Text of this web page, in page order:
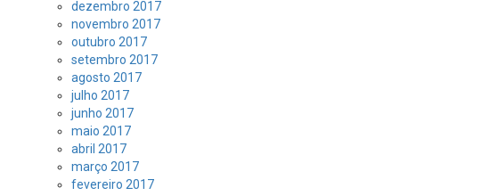
dezembro 2017
novembro 2017
outubro 2017
setembro 2017
agosto 2017
julho 2017
junho 2017
maio 2017
abril 2017
março 2017
fevereiro 2017